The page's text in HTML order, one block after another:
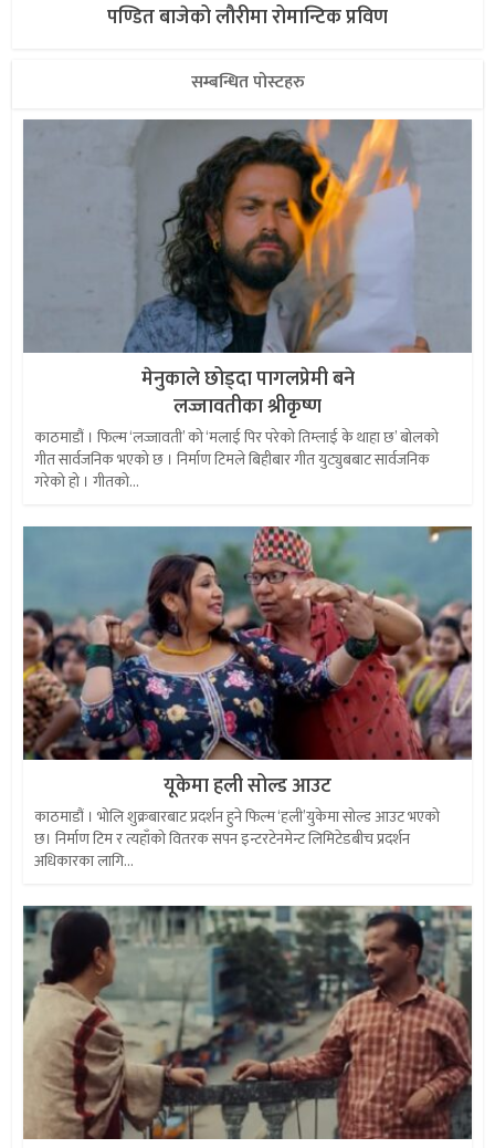
पण्डित बाजेको लौरीमा रोमान्टिक प्रविण
सम्बन्धित पोस्टहरु
मेनुकाले छोड्दा पागलप्रेमी बने
लज्जावतीका श्रीकृष्ण
काठमाडौं । फिल्म ‘लज्जावती’ को ‘मलाई पिर परेको तिम्लाई के थाहा छ’ बोलको
गीत सार्वजनिक भएको छ । निर्माण टिमले बिहीबार गीत युट्युबबाट सार्वजनिक
गरेको हो । गीतको...
यूकेमा हली सोल्ड आउट
काठमाडौं । भोलि शुक्रबारबाट प्रदर्शन हुने फिल्म ‘हली’युकेमा सोल्ड आउट भएको
छ। निर्माण टिम र त्यहाँको वितरक सपन इन्टरटेनमेन्ट लिमिटेडबीच प्रदर्शन
अधिकारका लागि...